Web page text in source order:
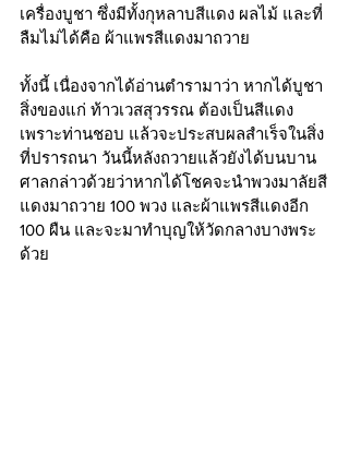
เครื่องบูชา ซึ่งมีทั้งกุหลาบสีแดง ผลไม้ และที่
ลืมไม่ได้คือ ผ้าแพรสีแดงมาถวาย
ทั้งนี้ เนื่องจากได้อ่านตำรามาว่า หากได้บูชา
สิ่งของแก่ ท้าวเวสสุวรรณ ต้องเป็นสีแดง
เพราะท่านชอบ แล้วจะประสบผลสำเร็จในสิ่ง
ที่ปรารถนา วันนี้หลังถวายแล้วยังได้บนบาน
ศาลกล่าวด้วยว่าหากได้โชคจะนำพวงมาลัยสี
แดงมาถวาย 100 พวง และผ้าแพรสีแดงอีก
100 ผืน และจะมาทำบุญให้วัดกลางบางพระ
ด้วย